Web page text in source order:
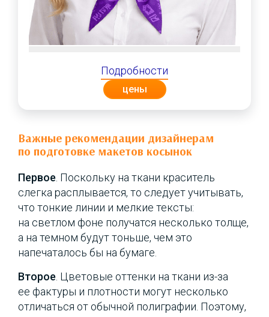
Подробности
цены
Важные рекомендации дизайнерам
по подготовке макетов косынок
Первое. Поскольку на ткани краситель
слегка расплывается, то следует учитывать,
что тонкие линии и мелкие тексты:
на светлом фоне получатся несколько толще,
а на темном будут тоньше, чем это
напечаталось бы на бумаге.
Второе. Цветовые оттенки на ткани из-за
ее фактуры и плотности могут несколько
отличаться от обычной полиграфии. Поэтому,